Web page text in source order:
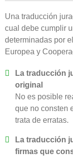
Una traducción
cual debe cumplir
determinadas por
Europea y
La traducción
original
No es posible
que no consten
trata de erratas.
La traducción
firmas que